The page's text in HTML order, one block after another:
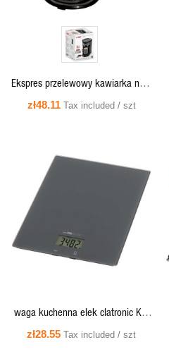
Ekspres przelewowy kawiarka na 1
filiżankę - Clatronic KA3356
zł48.11 Tax included / szt
waga kuchenna elek clatronic KW
3820 szara , LCD , 5kg/1g , tara
zł28.55 Tax included / szt